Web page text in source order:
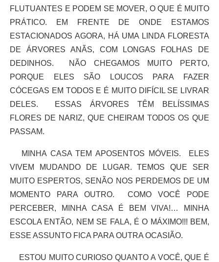
FLUTUANTES E PODEM SE MOVER, O QUE É MUITO
PRÁTICO. EM FRENTE DE ONDE ESTAMOS
ESTACIONADOS AGORA, HÁ UMA LINDA FLORESTA
DE ÁRVORES ANÃS, COM LONGAS FOLHAS DE
DEDINHOS. NÃO CHEGAMOS MUITO PERTO,
PORQUE ELES SÃO LOUCOS PARA FAZER
CÓCEGAS EM TODOS E É MUITO DIFÍCIL SE LIVRAR
DELES. ESSAS ÁRVORES TÊM BELÍSSIMAS
FLORES DE NARIZ, QUE CHEIRAM TODOS OS QUE
PASSAM.
MINHA CASA TEM APOSENTOS MÓVEIS. ELES
VIVEM MUDANDO DE LUGAR. TEMOS QUE SER
MUITO ESPERTOS, SENÃO NOS PERDEMOS DE UM
MOMENTO PARA OUTRO. COMO VOCÊ PODE
PERCEBER, MINHA CASA É BEM VIVA!… MINHA
ESCOLA ENTÃO, NEM SE FALA, É O MÁXIMO!!! BEM,
ESSE ASSUNTO FICA PARA OUTRA OCASIÃO.
ESTOU MUITO CURIOSO QUANTO A VOCÊ, QUE É